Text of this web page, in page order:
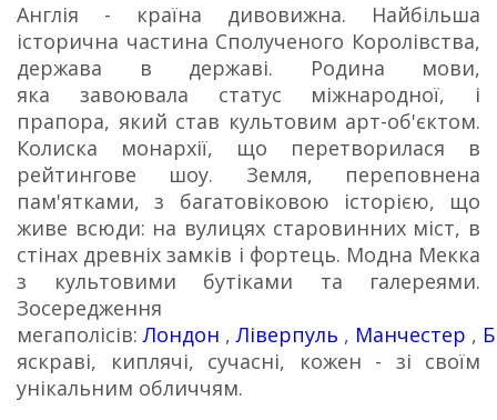
Англія - країна дивовижна. Найбільша
історична частина Сполученого Королівства,
держава в державі. Родина мови,
яка завоювала статус міжнародної, і
прапора, який став культовим арт-об'єктом.
Колиска монархії, що перетворилася в
рейтингове шоу. Земля, переповнена
пам'ятками, з багатовіковою історією, що
живе всюди: на вулицях старовинних міст, в
стінах древніх замків і фортець. Модна Мекка
з культовими бутіками та галереями.
Зосередження
мегаполісів:Лондон ,Ліверпуль , Манчестер ,
яскраві, киплячі, сучасні, кожен - зі своїм
унікальним обличчям.